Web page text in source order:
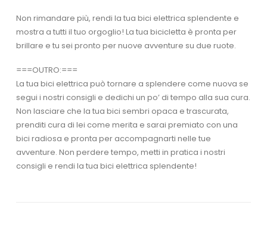
Non rimandare più, rendi la tua bici elettrica splendente e
mostra a tutti il tuo orgoglio! La tua bicicletta è pronta per
brillare e tu sei pronto per nuove avventure su due ruote.
===OUTRO:===
La tua bici elettrica può tornare a splendere come nuova se
segui i nostri consigli e dedichi un po’ di tempo alla sua cura.
Non lasciare che la tua bici sembri opaca e trascurata,
prenditi cura di lei come merita e sarai premiato con una
bici radiosa e pronta per accompagnarti nelle tue
avventure. Non perdere tempo, metti in pratica i nostri
consigli e rendi la tua bici elettrica splendente!